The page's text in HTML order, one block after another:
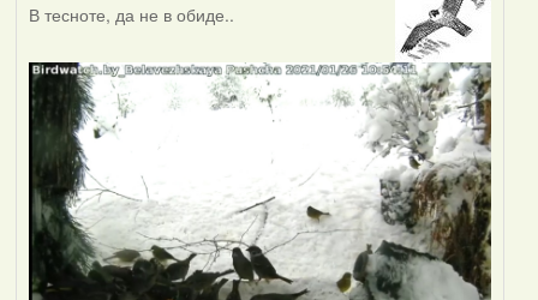
В тесноте, да не в обиде..